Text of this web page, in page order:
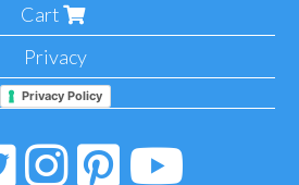
Cart
Privacy
Privacy Policy